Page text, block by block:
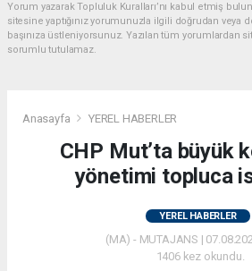
Yorum yazarak Topluluk Kuralları’nı kabul etmiş
sitesine yaptığınız yorumunuzla ilgili doğrudan veya
başınıza üstleniyorsunuz. Yazılan tüm yorumlardan
sorumlu tutulamaz.
Anasayfa YEREL HABERLER
CHP Mut’ta büyük
yönetimi topluca
YEREL HABERLER
(MA) - MUTAJANS |
1406 kez okundu.